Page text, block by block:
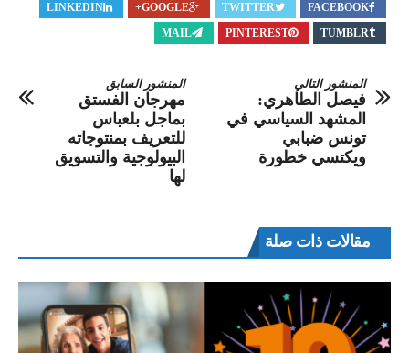
FACEBOOK
TWITTER
GOOGLE+
LINKEDIN
TUMBLR
PINTEREST
MAIL
المنشور السابق
مهرجان الفستق
بماجل بلعباس
للتعريف بمنتوجاته
البيولوجية والتسويق
لها
المنشور التالي
فيصل الطاهري:
المشهد السياسي في
تونس ضبابي
ويكتسي خطورة
مقالات ذات صلة